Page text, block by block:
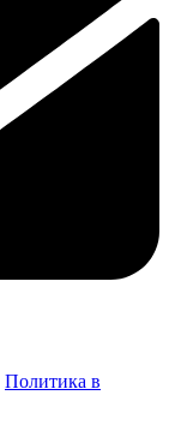
Политика в